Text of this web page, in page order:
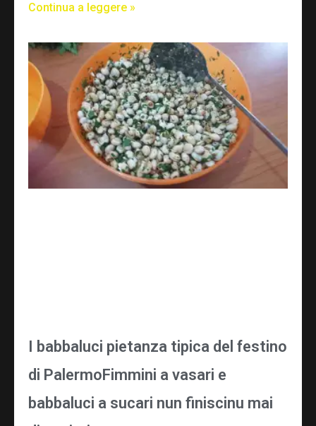
Continua a leggere »
I babbaluci pietanza tipica del festino
di PalermoFimmini a vasari e
babbaluci a sucari nun finiscinu mai